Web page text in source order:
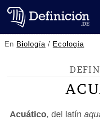
En Biología / Ecología
Acuático, del latín